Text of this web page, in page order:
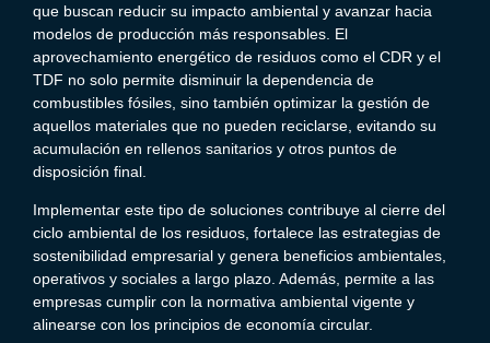
que buscan reducir su impacto ambiental y avanzar hacia
modelos de producción más responsables. El
aprovechamiento energético de residuos como el CDR y el
TDF no solo permite disminuir la dependencia de
combustibles fósiles, sino también optimizar la gestión de
aquellos materiales que no pueden reciclarse, evitando su
acumulación en rellenos sanitarios y otros puntos de
disposición final.
Implementar este tipo de soluciones contribuye al cierre del
ciclo ambiental de los residuos, fortalece las estrategias de
sostenibilidad empresarial y genera beneficios ambientales,
operativos y sociales a largo plazo. Además, permite a las
empresas cumplir con la normativa ambiental vigente y
alinearse con los principios de economía circular.